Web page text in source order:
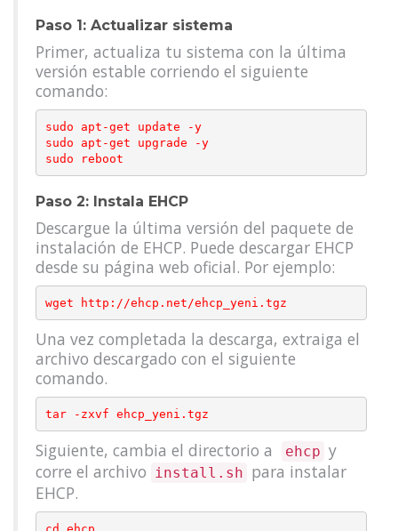
Paso 1: Actualizar sistema
Primer, actualiza tu sistema con la última
versión estable corriendo el siguiente
comando:
sudo apt-get update -y
sudo apt-get upgrade -y
Paso 2: Instala EHCP
Descargue la última versión del paquete de
instalación de EHCP. Puede descargar EHCP
desde su página web oficial. Por ejemplo:
Una vez completada la descarga, extraiga el
archivo descargado con el siguiente
comando.
Siguiente, cambia el directorio a ehcp y
corre el archivo install.sh para instalar
EHCP.
cd ehcp